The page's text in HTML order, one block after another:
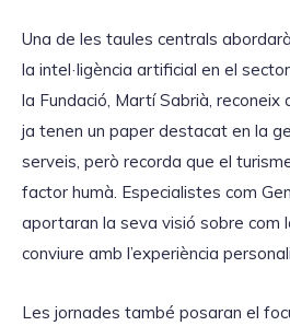
Una de les taules centrals
la intel·ligència artificial en el
la Fundació, Martí Sabrià,
ja tenen un paper destacat en la
serveis, però recorda que el
factor humà. Especialistes com
aportaran la seva visió sobre com
conviure amb l’experiència
Les jornades també posaran el